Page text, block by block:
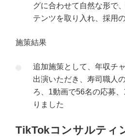
グに合わせて自然な形で
テンツを取り入れ、採用
施策結果
追加施策として、年収チ
出演いただき、寿司職人
ろ、1動画で56名の応募
りました
TikTokコンサルティ